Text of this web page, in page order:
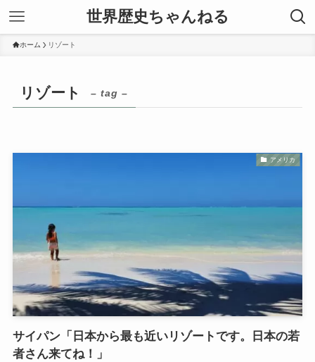
世界歴史ちゃんねる
ホーム リゾート
リゾート – tag –
アメリカ
サイパン「日本から最も近いリゾートです。日本の若
者さん来てね！」